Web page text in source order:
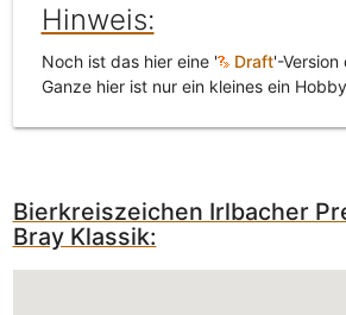
Hinweis:
Noch ist das hier eine ' Draft'-Version
Ganze hier ist nur ein kleines ein
Bierkreiszeichen Irlbacher
Bray Klassik: